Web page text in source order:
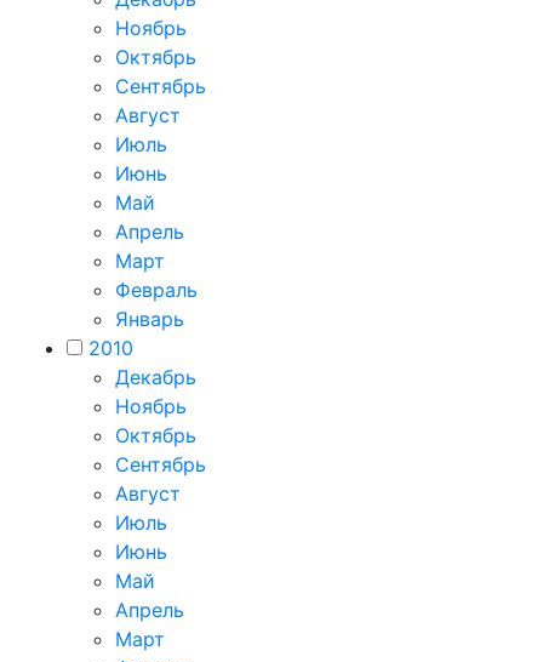
Ноябрь
Октябрь
Сентябрь
Август
Июль
Июнь
Май
Апрель
Март
Февраль
Январь
2010
Декабрь
Ноябрь
Октябрь
Сентябрь
Август
Июль
Июнь
Май
Апрель
Март